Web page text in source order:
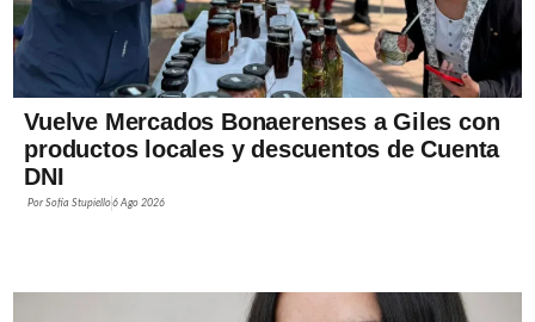
Vuelve Mercados Bonaerenses a Giles con
productos locales y descuentos de Cuenta
DNI
PorSofía Stupiello6 Ago 2026